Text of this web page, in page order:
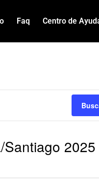
Faq Centro de
2025